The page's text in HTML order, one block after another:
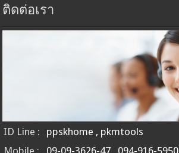
ติดต่อเรา
ID Line :
ppskhome , pkmtools